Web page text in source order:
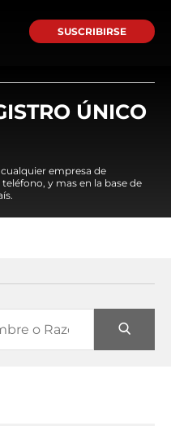
SUSCRIBIRSE
ÚNICO
empresa de
y mas en la base de